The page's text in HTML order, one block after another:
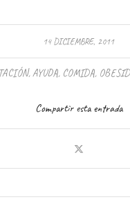
14 DICIEMBRE, 2011
,AYUDA, COMIDA,
Compartir esta entrada